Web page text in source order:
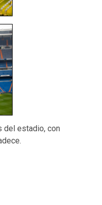
del estadio, con